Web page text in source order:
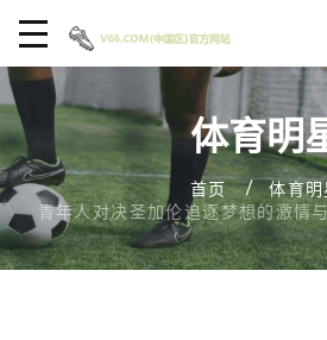
体育明
首页
体育
青年人对决圣加伦追逐梦想的激情